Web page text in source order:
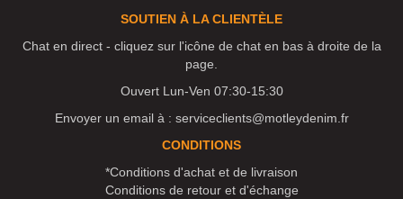
SOUTIEN À LA CLIENTÈLE
Chat en direct - cliquez sur l'icône de chat en bas à droite de la
page.
Ouvert Lun-Ven 07:30-15:30
Envoyer un email à : serviceclients@motleydenim.fr
CONDITIONS
*Conditions d'achat et de livraison
Conditions de retour et d'échange